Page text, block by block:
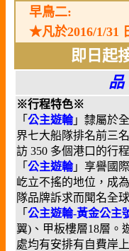
早鳥二:
★凡於2016/1/31
即日起
※行程特色※
「 公主遊輪」隸屬於
界七大船隊排名前三
訪 350 多個港口的行
「 公主遊輪」享譽國
屹立不搖的地位，成
隊品牌訴求而聞名全球
「 公主遊輪-黃金公主
翼)、甲板樓層18層。
處均有安排有自費岸